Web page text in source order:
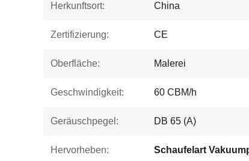
Herkunftsort: China
Zertifizierung: CE
Oberfläche: Malerei
Geschwindigkeit: 60 CBM/h
Geräuschpegel: DB 65 (A)
Hervorheben: Schaufelart